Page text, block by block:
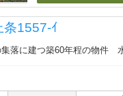
条1557-ｲ
落に建つ築60年程の物件